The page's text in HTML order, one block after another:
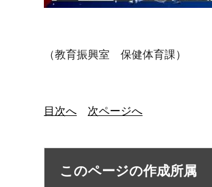
（教育振興室 保健体育課）
目次へ 次ページへ
このページの作成所属